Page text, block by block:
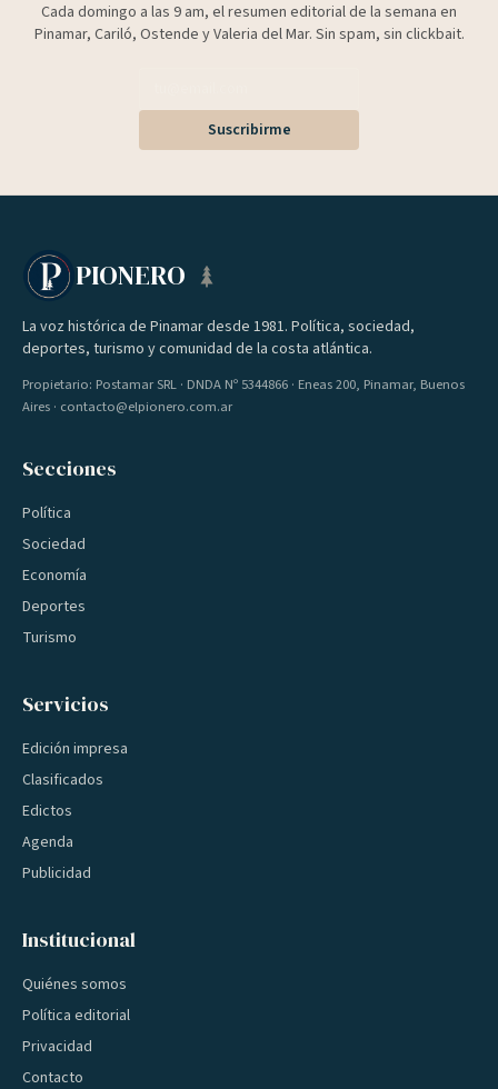
Cada domingo a las 9 am, el resumen editorial de la semana en
Pinamar, Cariló, Ostende y Valeria del Mar. Sin spam, sin clickbait.
Suscribirme
PIONERO
La voz histórica de Pinamar desde 1981. Política, sociedad,
deportes, turismo y comunidad de la costa atlántica.
Propietario: Postamar SRL · DNDA Nº 5344866 · Eneas 200, Pinamar, Buenos
Aires · contacto@elpionero.com.ar
Secciones
Política
Sociedad
Economía
Deportes
Turismo
Servicios
Edición impresa
Clasificados
Edictos
Agenda
Publicidad
Institucional
Quiénes somos
Política editorial
Privacidad
Contacto